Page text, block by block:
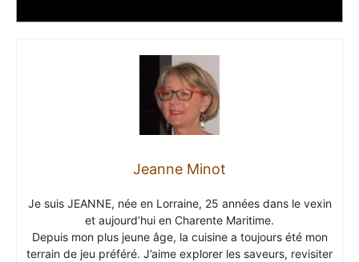
Jeanne Minot
Je suis JEANNE, née en Lorraine, 25 années dans le vexin
et aujourd’hui en Charente Maritime.
Depuis mon plus jeune âge, la cuisine a toujours été mon
terrain de jeu préféré. J’aime explorer les saveurs, revisiter